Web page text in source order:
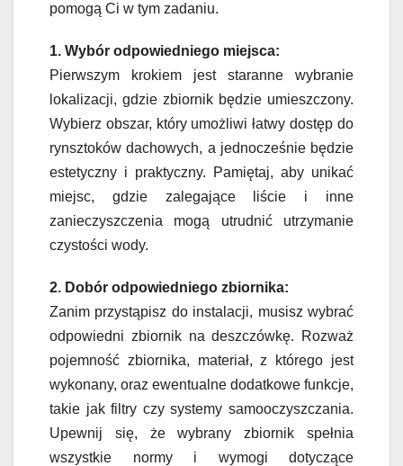
pomogą Ci w tym zadaniu.
1. Wybór odpowiedniego miejsca:
Pierwszym krokiem jest staranne wybranie
lokalizacji, gdzie zbiornik będzie umieszczony.
Wybierz obszar, który umożliwi łatwy dostęp do
rynsztoków dachowych, a jednocześnie będzie
estetyczny i praktyczny. Pamiętaj, aby unikać
miejsc, gdzie zalegające liście i inne
zanieczyszczenia mogą utrudnić utrzymanie
czystości wody.
2. Dobór odpowiedniego zbiornika:
Zanim przystąpisz do instalacji, musisz wybrać
odpowiedni zbiornik na deszczówkę. Rozważ
pojemność zbiornika, materiał, z którego jest
wykonany, oraz ewentualne dodatkowe funkcje,
takie jak filtry czy systemy samooczyszczania.
Upewnij się, że wybrany zbiornik spełnia
wszystkie normy i wymogi dotyczące